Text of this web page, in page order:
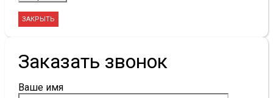
ЗАКРЫТЬ
Заказать звонок
Ваше имя